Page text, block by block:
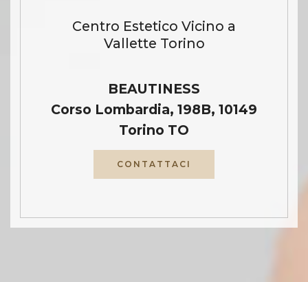
Centro Estetico Vicino a
Vallette Torino
BEAUTINESS
Corso Lombardia, 198B, 10149
Torino TO
CONTATTACI